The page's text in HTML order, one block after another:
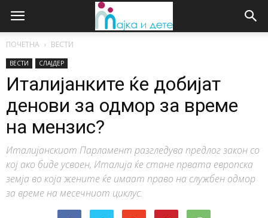
ПОЧЕТНА ВЕСТИ
ВЕСТИ СЛАЈДЕР
Италијанките ќе добијат
денови за одмор за време
на мензис?
Италијанскиот Парламент разгледува предлог закон со
кој ако биде усвоен, Италија ќе стане првата европска
земја во која жените ќе имаат право на службен одмор
за време на месечниот циклус.